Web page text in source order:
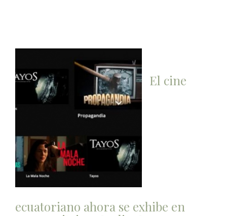
El cine
ecuatoriano ahora se exhibe en